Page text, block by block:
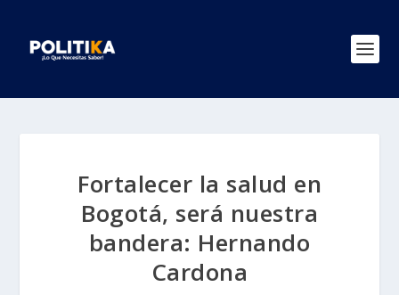
Fortalecer la salud en
Bogotá, será nuestra
bandera: Hernando
Cardona